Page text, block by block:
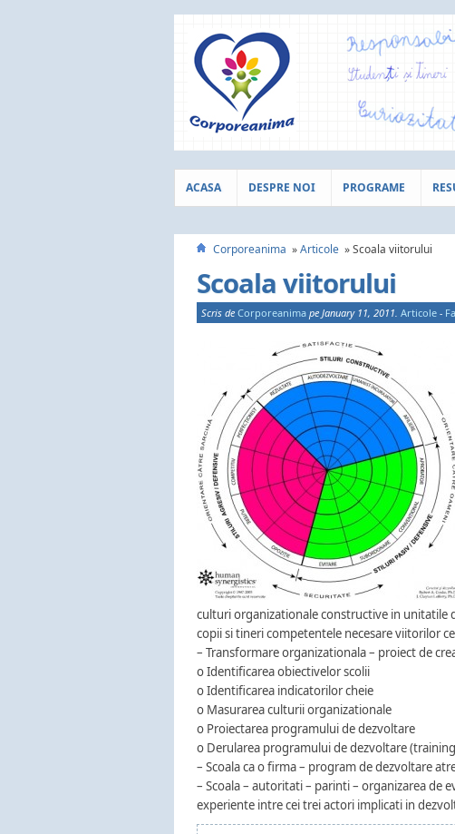
ACASA DESPRE NOI PROGRAME
Corporeanima Articole Scoala viitorului
Scoala viitorului
Scris de Corporeanima pe January 11, 2011. Articole -
culturi organizationale constructive in unitatile
copii si tineri competentele necesare viitorilor
– Transformare organizationala – proiect de
o Identificarea obiectivelor scolii
o Identificarea indicatorilor cheie
o Masurarea culturii organizationale
o Proiectarea programului de dezvoltare
o Derularea programului de dezvoltare
– Scoala ca o firma – program de dezvoltare
– Scoala – autoritati – parinti – organizarea de
experiente intre cei trei actori implicati in